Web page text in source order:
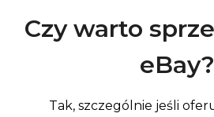
Czy warto
eBay?
Tak, szczególnie jeśli